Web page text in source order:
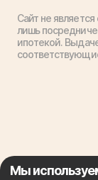
Сайт не
лишь
ипотекой.
Мы